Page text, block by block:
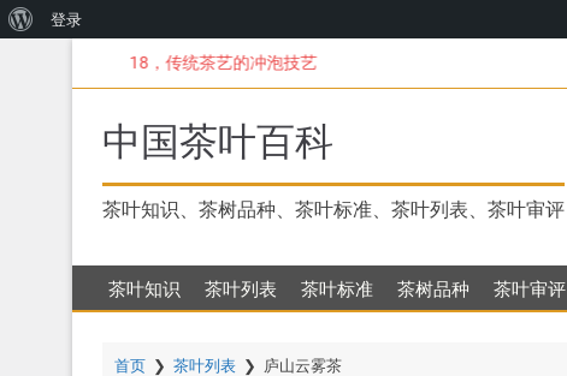
到
18，传统茶艺的冲泡技艺
中国茶叶百科
茶叶知识、茶树品种、茶叶标准、茶叶列表、茶叶审评
茶叶知识 茶叶列表 茶叶标准 茶树品种 茶叶审评
首页❯ 茶叶列表❯ 庐山云雾茶
WordPress
登录